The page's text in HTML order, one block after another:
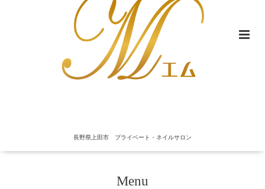
長野県上田市 プライベート・ネイルサロン
Menu